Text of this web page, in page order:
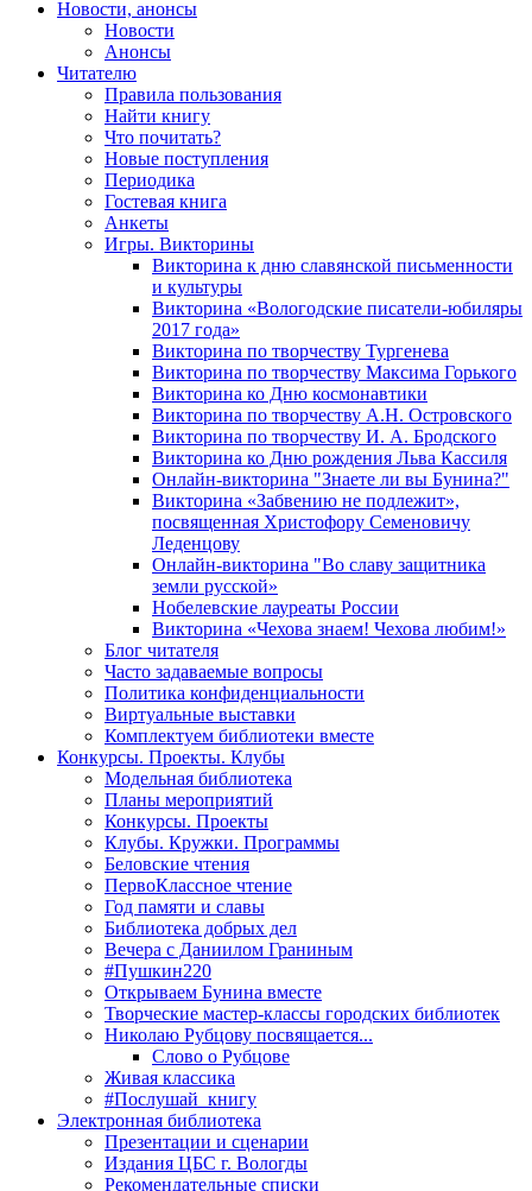
Новости, анонсы
Новости
Анонсы
Читателю
Правила пользования
Найти книгу
Что почитать?
Новые поступления
Периодика
Гостевая книга
Анкеты
Игры. Викторины
Викторина к дню славянской письменности
и культуры
Викторина «Вологодские писатели-юбиляры
2017 года»
Викторина по творчеству Тургенева
Викторина по творчеству Максима Горького
Викторина ко Дню космонавтики
Викторина по творчеству А.Н. Островского
Викторина по творчеству И. А. Бродского
Викторина ко Дню рождения Льва Кассиля
Онлайн-викторина "Знаете ли вы Бунина?"
Викторина «Забвению не подлежит»,
посвященная Христофору Семеновичу
Леденцову
Онлайн-викторина "Во славу защитника
земли русской»
Нобелевские лауреаты России
Викторина «Чехова знаем! Чехова любим!»
Блог читателя
Часто задаваемые вопросы
Политика конфиденциальности
Виртуальные выставки
Комплектуем библиотеки вместе
Конкурсы. Проекты. Клубы
Модельная библиотека
Планы мероприятий
Конкурсы. Проекты
Клубы. Кружки. Программы
Беловские чтения
ПервоКлассное чтение
Год памяти и славы
Библиотека добрых дел
Вечера с Даниилом Граниным
#Пушкин220
Открываем Бунина вместе
Творческие мастер-классы городских библиотек
Николаю Рубцову посвящается...
Слово о Рубцове
Живая классика
#Послушай_книгу
Электронная библиотека
Презентации и сценарии
Издания ЦБС г. Вологды
Рекомендательные списки